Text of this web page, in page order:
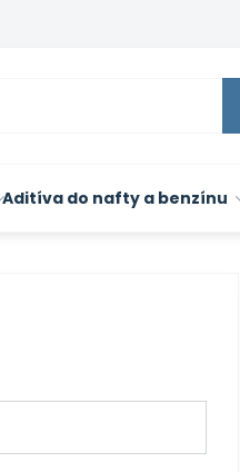
Aditíva do nafty a benzínu